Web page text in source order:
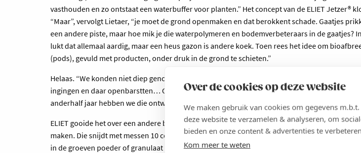
Over de cookies op deze website
We maken gebruik van cookies om gegevens
deze website te verzamelen & analyseren, om
bieden en onze content & advertenties te
Kom meer te weten
vasthouden en zo ontstaat een waterbuffer voor planten.” Het concept van de ELIET Jetzer®
“Maar”, vervolgt Lietaer, “je moet de grond openmaken en dat berokkent schade. Gaatjes
een andere piste, maar hoe mik je die waterpolymeren en bodemverbeteraars in de gaatjes?
lukt dat allemaal aardig, maar een heus gazon is andere koek. Toen rees het idee om
(pods), gevuld met producten, onder druk in de grond te schieten.”
Helaas. “We konden niet diep genoeg schieten, kregen geen kogeltjes ontwikkeld die
ingingen en daar openbarstten… Ook perslucht vervangen door micro-ontploffingen met
anderhalf jaar hebben we die ontwikkeling zoals ze oorspronkelijk was bedacht gestaakt.”
ELIET gooide het over een andere boeg en intussen is er wel een ELIET Jetzer® om een
maken. Die snijdt met messen 10 centimeter diepe groeven in de grond zonder
in de groeven poeder of granulaat met o.a. waterpolymeren en andere bodemverbeteraars.